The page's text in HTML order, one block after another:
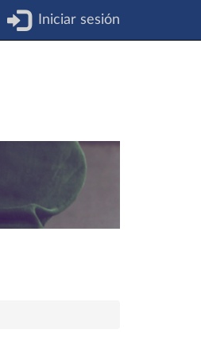
Iniciar sesión